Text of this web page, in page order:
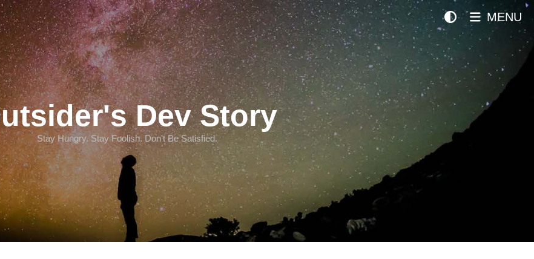
Dev Story
Stay Hungry. Stay Foolish. Don't Be Satisfied.
MENU